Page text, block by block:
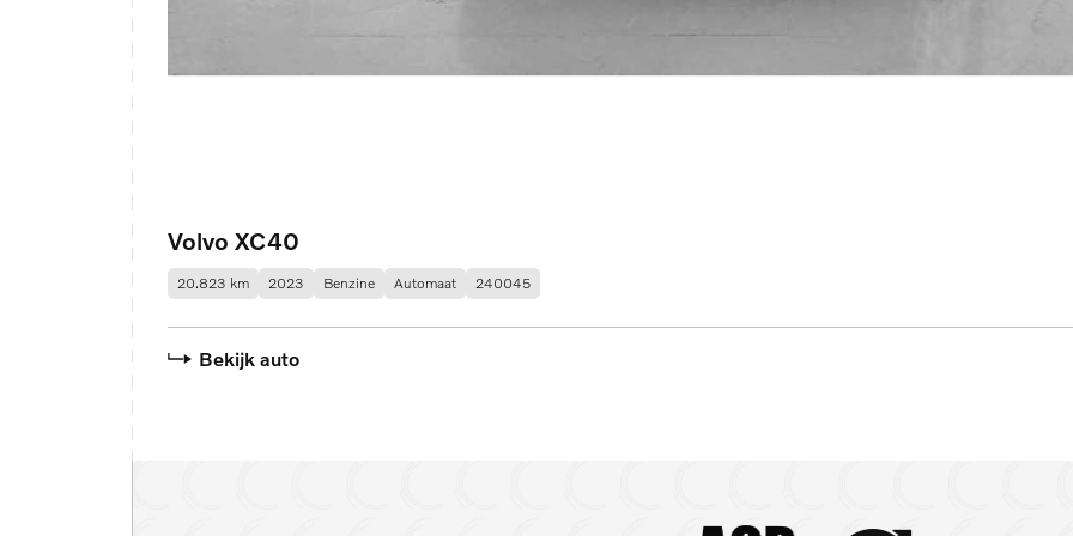
Volvo XC40
20.823 km 2023 Benzine Automaat 240045
Bekijk auto